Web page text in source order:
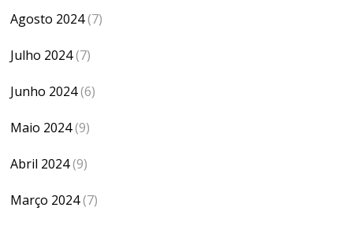
Agosto 2024(7)
Julho 2024(7)
Junho 2024(6)
Maio 2024(9)
Abril 2024(9)
Março 2024(7)